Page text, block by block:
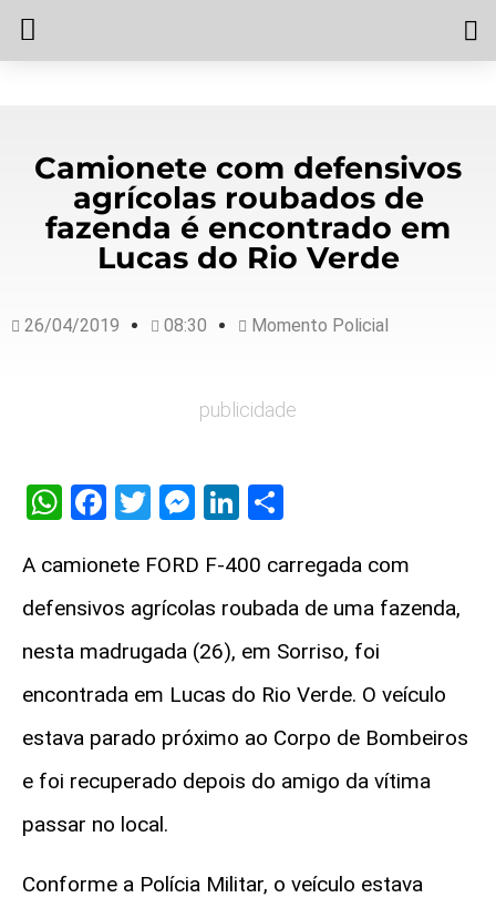
Camionete com defensivos
agrícolas roubados de
fazenda é encontrado em
Lucas do Rio Verde
26/04/2019 08:30 Momento Policial
publicidade
WhatsApp
Facebook
TwitterMessenger
LinkedIn
A camionete FORD F-400 carregada com
defensivos agrícolas roubada de uma fazenda,
nesta madrugada (26), em Sorriso, foi
encontrada em Lucas do Rio Verde. O veículo
estava parado próximo ao Corpo de Bombeiros
e foi recuperado depois do amigo da vítima
passar no local.
Conforme a Polícia Militar, o veículo estava